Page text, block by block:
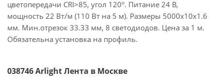
цветопередачи CRI>85, угол 120°. Питание 24 В,
мощность 22 Вт/м (110 Вт на 5 м). Размеры 5000x10x1.6
мм. Мин.отрезок 33.33 мм, 8 светодиодов. Цена за 1 м.
Обязательна установка на профиль.
038746 Arlight Лента в Москве